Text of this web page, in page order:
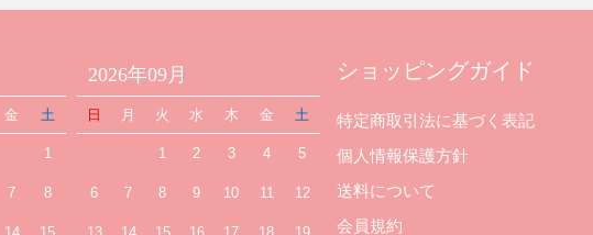
金 土
1
7 8
2026年09月
日 月 火 水 木 金 土
1 2 3 4 5
6 7 8 9 10 11 12
ショッピングガイド
特定商取引法に基づく表記
個人情報保護方針
送料について
会員規約